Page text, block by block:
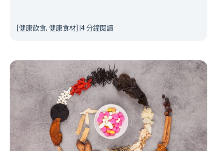
[健康飲食, 健康食材] |4 分鐘閱讀